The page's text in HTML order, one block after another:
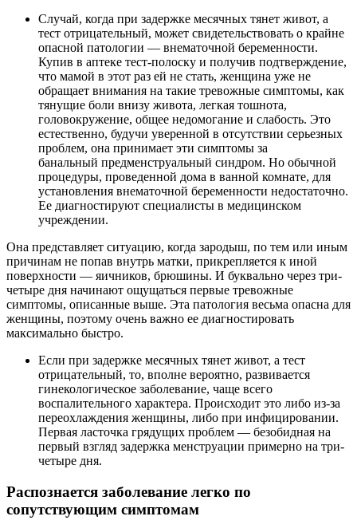
Случай, когда при задержке месячных тянет живот, а
тест отрицательный, может свидетельствовать о крайне
опасной патологии — внематочной беременности.
Купив в аптеке тест-полоску и получив подтверждение,
что мамой в этот раз ей не стать, женщина уже не
обращает внимания на такие тревожные симптомы, как
тянущие боли внизу живота, легкая тошнота,
головокружение, общее недомогание и слабость. Это
естественно, будучи уверенной в отсутствии серьезных
проблем, она принимает эти симптомы за
банальный предменструальный синдром. Но обычной
процедуры, проведенной дома в ванной комнате, для
установления внематочной беременности недостаточно.
Ее диагностируют специалисты в медицинском
учреждении.
Она представляет ситуацию, когда зародыш, по тем или иным
причинам не попав внутрь матки, прикрепляется к иной
поверхности — яичников, брюшины. И буквально через три-
четыре дня начинают ощущаться первые тревожные
симптомы, описанные выше. Эта патология весьма опасна для
женщины, поэтому очень важно ее диагностировать
максимально быстро.
Если при задержке месячных тянет живот, а тест
отрицательный, то, вполне вероятно, развивается
гинекологическое заболевание, чаще всего
воспалительного характера. Происходит это либо из-за
переохлаждения женщины, либо при инфицировании.
Первая ласточка грядущих проблем — безобидная на
первый взгляд задержка менструации примерно на три-
четыре дня.
Распознается заболевание легко по
сопутствующим симптомам